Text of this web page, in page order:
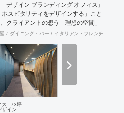
デザイン ブランディング オフィス」
スピタリティをデザインする」こと
クライアントの想う「理想の空間」
Mission～としています。 「ホスピ
ます。 ～行動指針～ 「おもてなしの
心」、ちょっとしたことでも相手の
、何事においても常に機知を生み出
る、それが「作業人」を超えた「仕
ピタリティをデザインする」ことに
想いが形になるまで、わくわくする
理想の空間が形になって「喜び」を
、視覚、思考、心理にプラスに作用す
ダイニング・バー イタリアン・フレンチ
ス
73坪
ザイン